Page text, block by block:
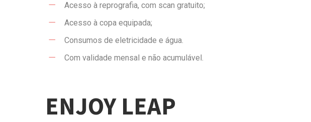
Acesso à reprografia, com scan gratuito;
Acesso à copa equipada;
Consumos de eletricidade e água.
Com validade mensal e não acumulável.
ENJOY LEAP